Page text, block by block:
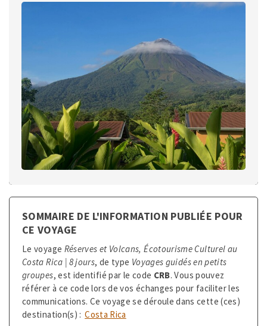
SOMMAIRE DE L'INFORMATION PUBLIÉE POUR
CE VOYAGE
Le voyage Réserves et Volcans, Écotourisme Culturel au
Costa Rica | 8 jours, de type Voyages guidés en petits
groupes, est identifié par le code CRB. Vous pouvez
référer à ce code lors de vos échanges pour faciliter les
communications. Ce voyage se déroule dans cette (ces)
destination(s) : Costa Rica